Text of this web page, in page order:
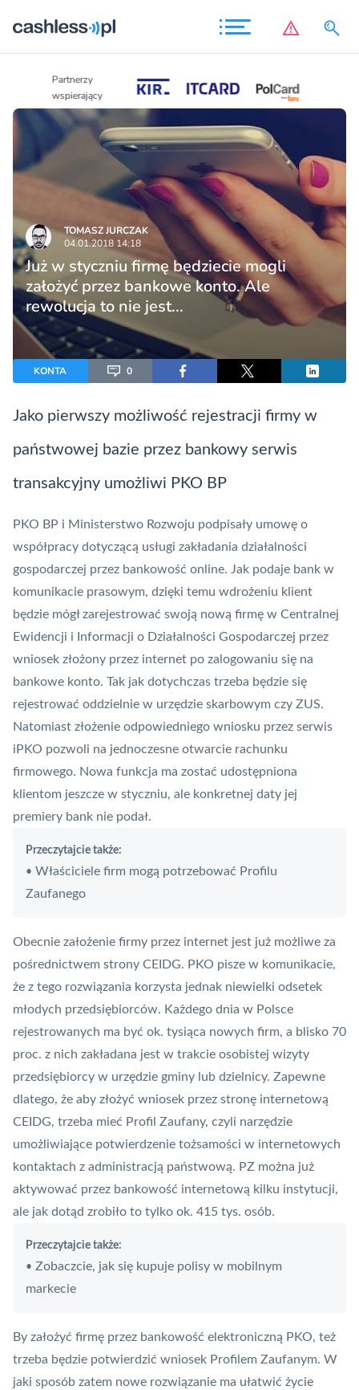
Partnerzy
wspierający
TOMASZ JURCZAK
04.01.2018 14:18
Już w styczniu firmę będziecie mogli
założyć przez bankowe konto. Ale
rewolucja to nie jest...
KONTA 0
Jako pierwszy możliwość rejestracji firmy w
państwowej bazie przez bankowy serwis
transakcyjny umożliwi PKO BP
PKO BP i Ministerstwo Rozwoju podpisały umowę o
współpracy dotyczącą usługi zakładania działalności
gospodarczej przez bankowość online. Jak podaje bank w
komunikacie prasowym, dzięki temu wdrożeniu klient
będzie mógł zarejestrować swoją nową firmę w Centralnej
Ewidencji i Informacji o Działalności Gospodarczej przez
wniosek złożony przez internet po zalogowaniu się na
bankowe konto. Tak jak dotychczas trzeba będzie się
rejestrować oddzielnie w urzędzie skarbowym czy ZUS.
Natomiast złożenie odpowiedniego wniosku przez serwis
iPKO pozwoli na jednoczesne otwarcie rachunku
firmowego. Nowa funkcja ma zostać udostępniona
klientom jeszcze w styczniu, ale konkretnej daty jej
premiery bank nie podał.
Przeczytajcie także:
• Właściciele firm mogą potrzebować Profilu
Zaufanego
Obecnie założenie firmy przez internet jest już możliwe za
pośrednictwem strony CEIDG. PKO pisze w komunikacie,
że z tego rozwiązania korzysta jednak niewielki odsetek
młodych przedsiębiorców. Każdego dnia w Polsce
rejestrowanych ma być ok. tysiąca nowych firm, a blisko 70
proc. z nich zakładana jest w trakcie osobistej wizyty
przedsiębiorcy w urzędzie gminy lub dzielnicy. Zapewne
dlatego, że aby złożyć wniosek przez stronę internetową
CEIDG, trzeba mieć Profil Zaufany, czyli narzędzie
umożliwiające potwierdzenie tożsamości w internetowych
kontaktach z administracją państwową. PZ można już
aktywować przez bankowość internetową kilku instytucji,
ale jak dotąd zrobiło to tylko ok. 415 tys. osób.
Przeczytajcie także:
• Zobaczcie, jak się kupuje polisy w mobilnym
markecie
By założyć firmę przez bankowość elektroniczną PKO, też
trzeba będzie potwierdzić wniosek Profilem Zaufanym. W
jaki sposób zatem nowe rozwiązanie ma ułatwić życie